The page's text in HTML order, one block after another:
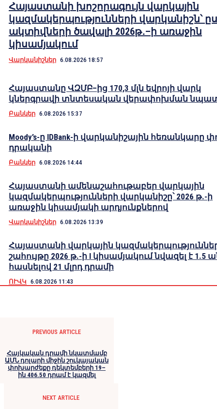
Հայաստանի խոշորագույն վարկային
կազմակերպությունների վարկանիշն՝
ակտիվների ծավալի 2026թ․–ի առաջին
կիսամյակում
Վարկանիշներ 6.08.2026 18:57
Հայաստանը ՎԶՄԲ–ից 170,3 մլն եվրոյի վարկ
կներգրավի տնտեսական վերափոխման
Բանկեր 6.08.2026 15:37
Moody’s-ը IDBank-ի վարկանիշային հեռանկարը
դրականի
Բանկեր 6.08.2026 14:44
Հայաստանի ամենաշահութաբեր վարկային
կազմակերպությունների վարկանիշը՝ 2026 թ.-ի
առաջին կիսամյակի արդյունքներով
Վարկանիշներ 6.08.2026 13:39
Հայաստանի վարկային
շահույթը 2026 թ.-ի I կիսամյակում նվազել է 1.5
հասնելով 21 մլրդ դրամի
ՈՒՎԿ 6.08.2026 11:43
PREVIOUS ARTICLE
Հայկական դրամի նկատմամբ
ԱՄՆ դոլարի միջին շուկայական
փոխարժեքը դեկտեմբերի 19–
ին 406.50 դրամ է կազմել
NEXT ARTICLE